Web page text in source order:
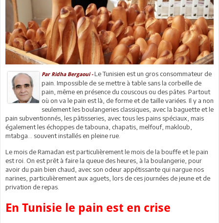
Par Ridha Bergaoui - Le Tunisien est un gros consommateur de
pain. Impossible de se mettre à table sans la corbeille de
pain, même en présence du couscous ou des pâtes. Partout
où on va le pain est là, de forme et de taille variées. Il y a non
seulement les boulangeries classiques, avec la baguette et le
pain subventionnés, les pâtisseries, avec tous les pains spéciaux, mais
également les échoppes de tabouna, chapatis, melfouf, makloub,
mtabga… souvent installés en pleine rue.
Le mois de Ramadan est particulièrement le mois de la bouffe et le pain
est roi. On est prêt à faire la queue des heures, à la boulangerie, pour
avoir du pain bien chaud, avec son odeur appétissante qui nargue nos
narines, particulièrement aux aguets, lors de ces journées de jeune et de
privation de repas.
En Tunisie le pain est en crise